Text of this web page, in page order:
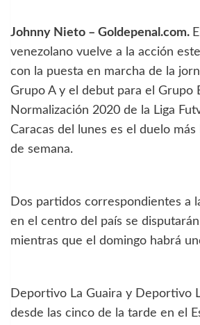
Johnny Nieto – Goldepenal.com.
venezolano vuelve a la acción
con la puesta en marcha de la
Grupo A y el debut para el Grupo
Normalización 2020 de la Liga
Caracas del lunes es el duelo
de semana.
Dos partidos correspondientes a
en el centro del país se
mientras que el domingo habrá
Deportivo La Guaira y Deportivo
desde las cinco de la tarde en el